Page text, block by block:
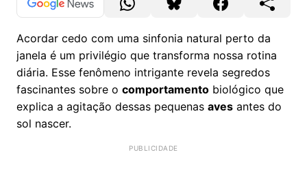
Acordar cedo com uma sinfonia natural perto da
janela é um privilégio que transforma nossa rotina
diária. Esse fenômeno intrigante revela segredos
fascinantes sobre o comportamento biológico que
explica a agitação dessas pequenas aves antes do
sol nascer.